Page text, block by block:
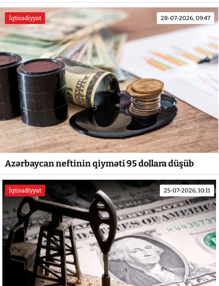
İqtisadiyyat 28-07-2026, 09:47
Azərbaycan neftinin qiyməti 95 dollara düşüb
İqtisadiyyat 25-07-2026, 10:11